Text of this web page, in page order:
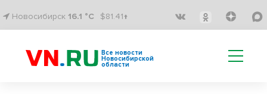
Новосибирск 16.1 °C $81.41↑
Все новости
Новосибирской
области